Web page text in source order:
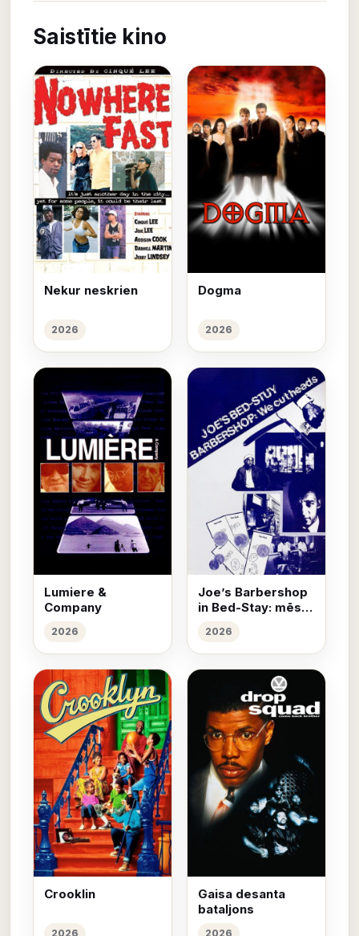
Saistītie kino
Nekur neskrien
2026
Dogma
2026
Lumiere &
Company
2026
Joe’s Barbershop
in Bed-Stay: mēs
2026
Crooklin
2026
Gaisa desanta
bataljons
2026